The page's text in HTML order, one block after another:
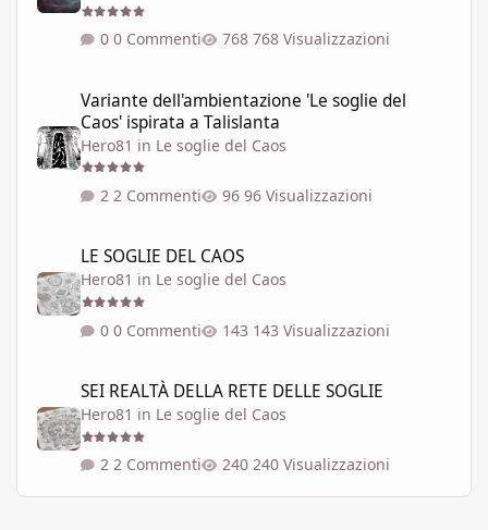
0 Commenti 768 Visualizzazioni
Variante dell'ambientazione 'Le soglie del
Caos' ispirata a Talislanta
Hero81 in Le soglie del Caos
2 Commenti 96 Visualizzazioni
LE SOGLIE DEL CAOS
Hero81 in Le soglie del Caos
0 Commenti 143 Visualizzazioni
SEI REALTÀ DELLA RETE DELLE SOGLIE
Hero81 in Le soglie del Caos
2 Commenti 240 Visualizzazioni